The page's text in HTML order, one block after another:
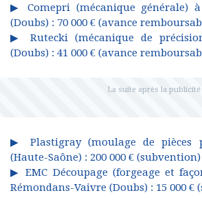
▶ Comepri (mécanique générale) à
(Doubs) : 70 000 € (avance
▶ Rutecki (mécanique de
(Doubs) : 41 000 € (avance
▶ Plastigray (moulage de pièces
(Haute-Saône) : 200 000 € (subvention)
▶ EMC Découpage (forgeage et
Rémondans-Vaivre (Doubs) : 15 000 €